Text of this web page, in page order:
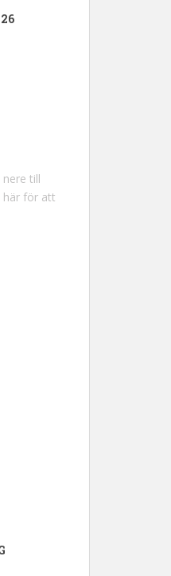
till
här för att